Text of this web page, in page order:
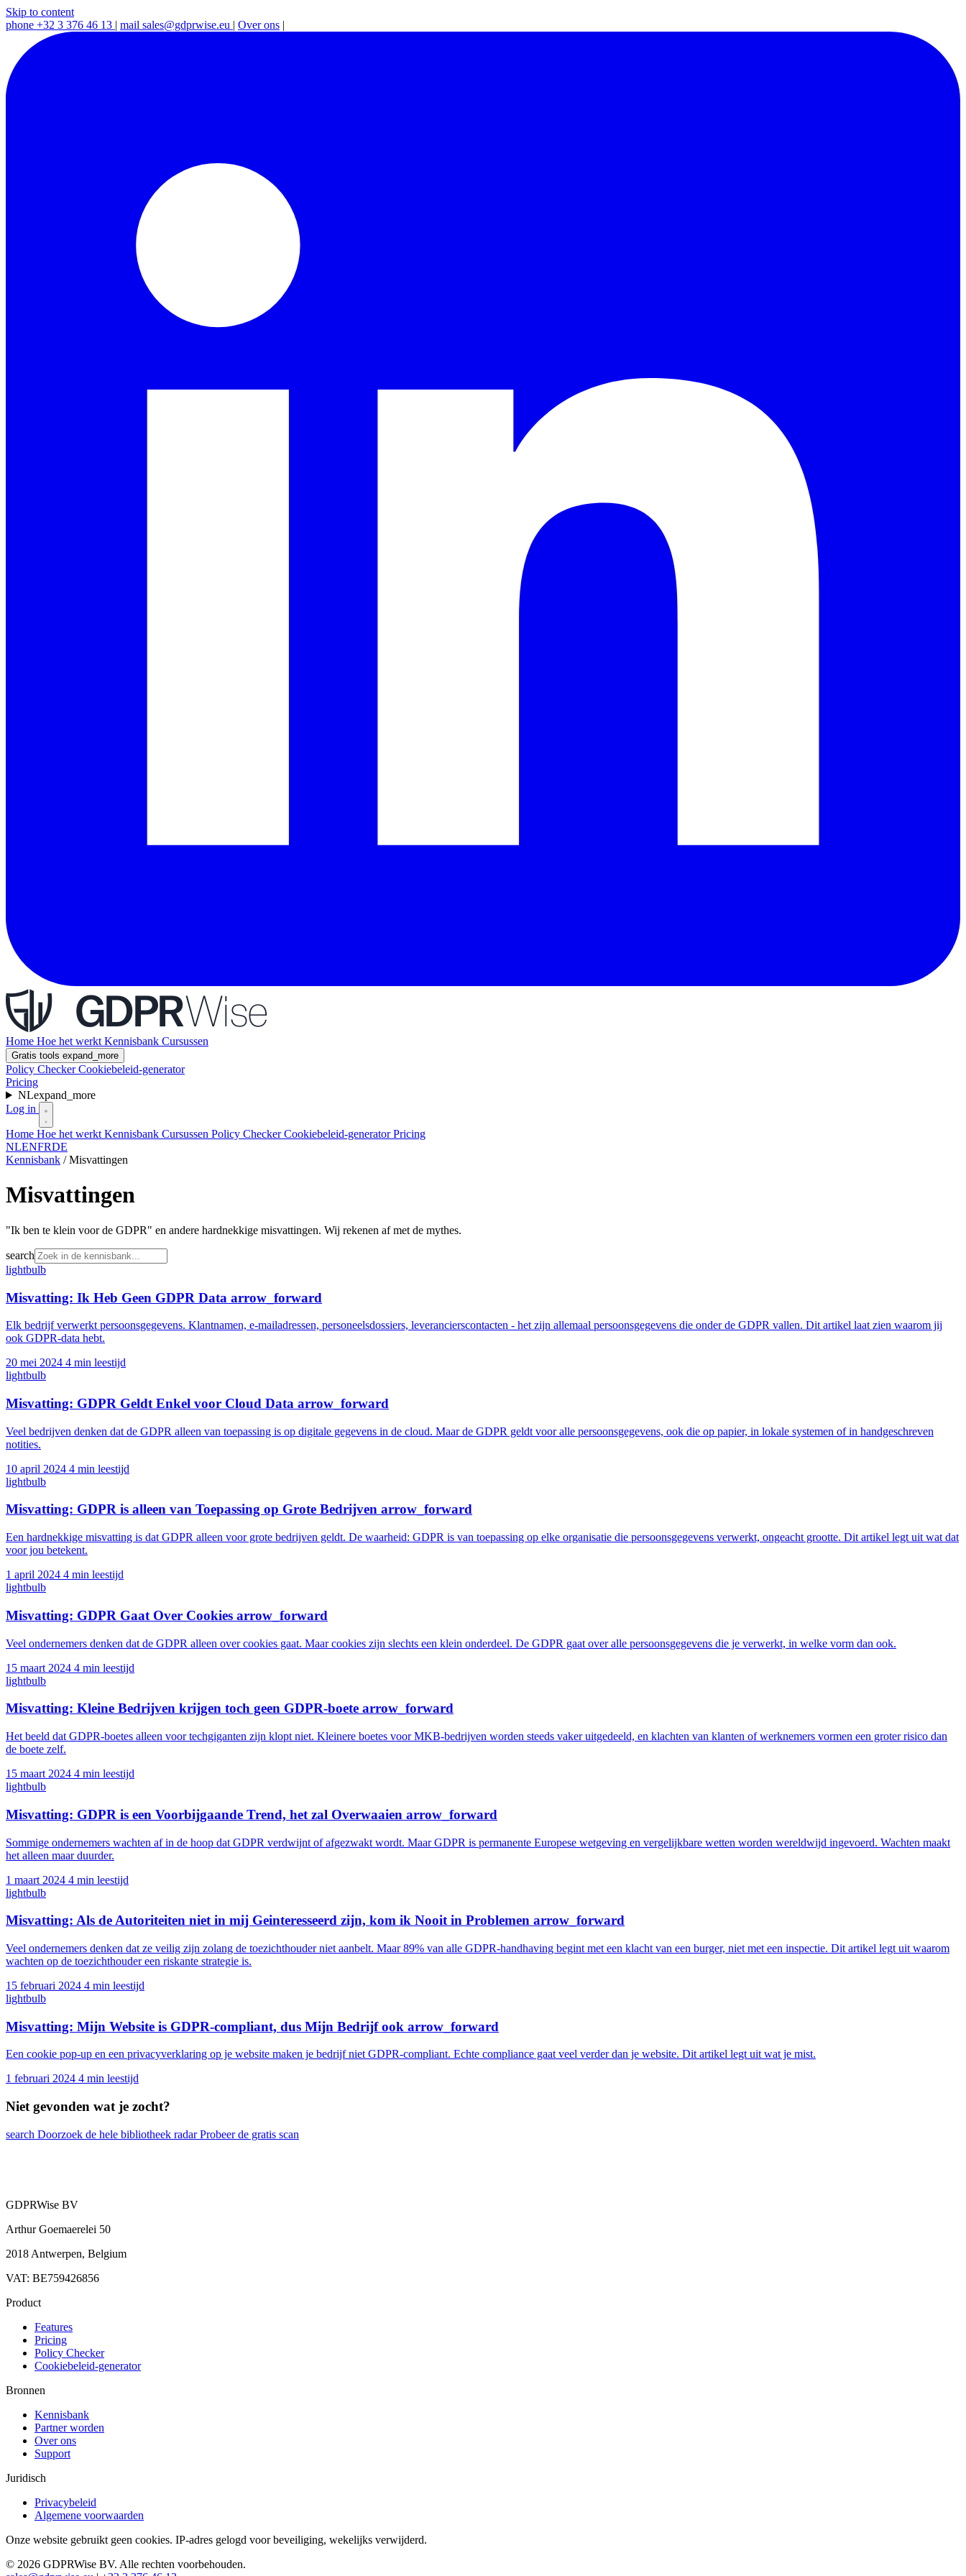
Skip to content
phone +32 3 376 46 13 | mail sales@gdprwise.eu | Over ons |
Home Hoe het werkt Kennisbank Cursussen
Gratis tools expand_more
Policy CheckerCookiebeleid-generator
Pricing
NLexpand_more
Log in
Home Hoe het werkt Kennisbank Cursussen Policy CheckerCookiebeleid-generatorPricing
NLENFRDE
Kennisbank / Misvattingen
Misvattingen
"Ik ben te klein voor de GDPR" en andere hardnekkige misvattingen. Wij rekenen af met de mythes.
search
lightbulb
Misvatting: Ik Heb Geen GDPR Data arrow_forward
Elk bedrijf verwerkt persoonsgegevens. Klantnamen, e-mailadressen, personeelsdossiers, leverancierscontacten - het zijn allemaal persoonsgegevens die onder de GDPR vallen. Dit artikel laat zien waarom jij
ook GDPR-data hebt.
20 mei 2024 4 min leestijd
lightbulb
Misvatting: GDPR Geldt Enkel voor Cloud Data arrow_forward
Veel bedrijven denken dat de GDPR alleen van toepassing is op digitale gegevens in de cloud. Maar de GDPR geldt voor alle persoonsgegevens, ook die op papier, in lokale systemen of in handgeschreven
notities.
10 april 2024 4 min leestijd
lightbulb
Misvatting: GDPR is alleen van Toepassing op Grote Bedrijven arrow_forward
Een hardnekkige misvatting is dat GDPR alleen voor grote bedrijven geldt. De waarheid: GDPR is van toepassing op elke organisatie die persoonsgegevens verwerkt, ongeacht grootte. Dit artikel legt uit wat dat
voor jou betekent.
1 april 2024 4 min leestijd
lightbulb
Misvatting: GDPR Gaat Over Cookies arrow_forward
Veel ondernemers denken dat de GDPR alleen over cookies gaat. Maar cookies zijn slechts een klein onderdeel. De GDPR gaat over alle persoonsgegevens die je verwerkt, in welke vorm dan ook.
15 maart 2024 4 min leestijd
lightbulb
Misvatting: Kleine Bedrijven krijgen toch geen GDPR-boete arrow_forward
Het beeld dat GDPR-boetes alleen voor techgiganten zijn klopt niet. Kleinere boetes voor MKB-bedrijven worden steeds vaker uitgedeeld, en klachten van klanten of werknemers vormen een groter risico dan
de boete zelf.
15 maart 2024 4 min leestijd
lightbulb
Misvatting: GDPR is een Voorbijgaande Trend, het zal Overwaaien arrow_forward
Sommige ondernemers wachten af in de hoop dat GDPR verdwijnt of afgezwakt wordt. Maar GDPR is permanente Europese wetgeving en vergelijkbare wetten worden wereldwijd ingevoerd. Wachten maakt
het alleen maar duurder.
1 maart 2024 4 min leestijd
lightbulb
Misvatting: Als de Autoriteiten niet in mij Geinteresseerd zijn, kom ik Nooit in Problemen arrow_forward
Veel ondernemers denken dat ze veilig zijn zolang de toezichthouder niet aanbelt. Maar 89% van alle GDPR-handhaving begint met een klacht van een burger, niet met een inspectie. Dit artikel legt uit waarom
wachten op de toezichthouder een riskante strategie is.
15 februari 2024 4 min leestijd
lightbulb
Misvatting: Mijn Website is GDPR-compliant, dus Mijn Bedrijf ook arrow_forward
Een cookie pop-up en een privacyverklaring op je website maken je bedrijf niet GDPR-compliant. Echte compliance gaat veel verder dan je website. Dit artikel legt uit wat je mist.
1 februari 2024 4 min leestijd
Niet gevonden wat je zocht?
search Doorzoek de hele bibliotheek radarProbeer de gratis scan
GDPRWise BV
Arthur Goemaerelei 50
2018 Antwerpen, Belgium
VAT: BE759426856
Product
Features
Pricing
Policy Checker
Cookiebeleid-generator
Bronnen
Kennisbank
Partner worden
Over ons
Support
Juridisch
Privacybeleid
Algemene voorwaarden
Onze website gebruikt geen cookies. IP-adres gelogd voor beveiliging, wekelijks verwijderd.
© 2026 GDPRWise BV. Alle rechten voorbehouden.